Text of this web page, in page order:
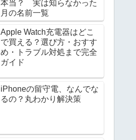
本当？ 実は知らなかった
月の名前一覧
Apple Watch充電器はどこ
で買える？選び方・おすす
め・トラブル対処まで完全
ガイド
iPhoneの留守電、なんでな
るの？丸わかり解決策